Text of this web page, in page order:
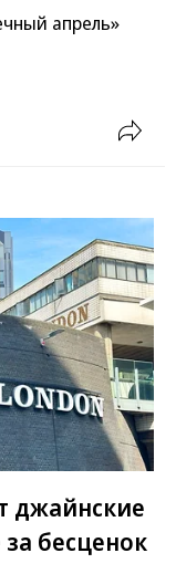
апрель»
джайнские
бесценок